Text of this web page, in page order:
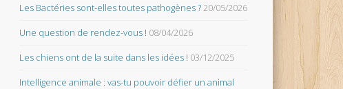
Les Bactéries sont-elles toutes pathogènes ?20/05/2026
Une question de rendez-vous ! 08/04/2026
Les chiens ont de la suite dans les idées ! 03/12/2025
Intelligence animale : vas-tu pouvoir défier un animal